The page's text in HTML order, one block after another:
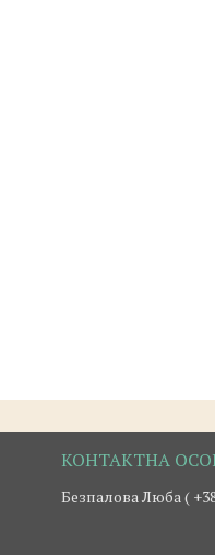
Безпалова Люба (